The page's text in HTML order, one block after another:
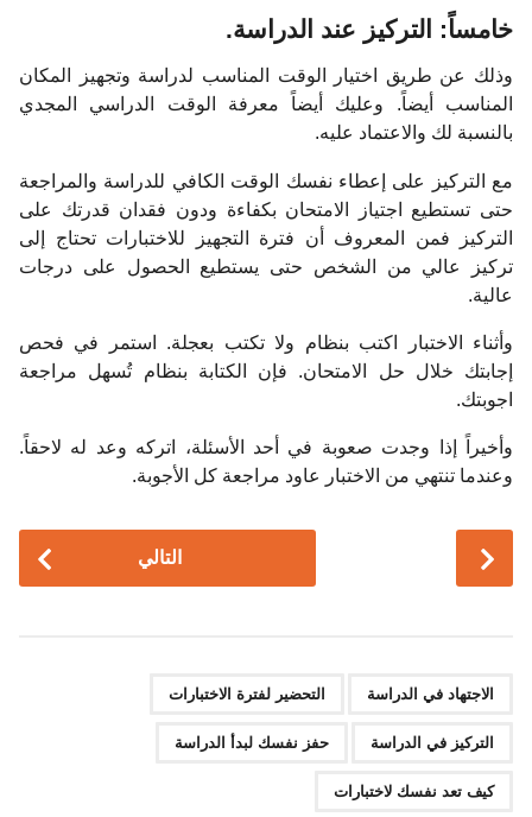
خامساً: التركيز عند الدراسة.
وذلك عن طريق اختيار الوقت المناسب لدراسة وتجهيز المكان
المناسب أيضاً. وعليك أيضاً معرفة الوقت الدراسي المجدي
بالنسبة لك والاعتماد عليه.
مع التركيز على إعطاء نفسك الوقت الكافي للدراسة والمراجعة
حتى تستطيع اجتياز الامتحان بكفاءة ودون فقدان قدرتك على
التركيز فمن المعروف أن فترة التجهيز للاختبارات تحتاج إلى
تركيز عالي من الشخص حتى يستطيع الحصول على درجات
عالية.
وأثناء الاختبار اكتب بنظام ولا تكتب بعجلة. استمر في فحص
إجابتك خلال حل الامتحان. فإن الكتابة بنظام تُسهل مراجعة
اجوبتك.
وأخيراً إذا وجدت صعوبة في أحد الأسئلة، اتركه وعد له لاحقاً.
وعندما تنتهي من الاختبار عاود مراجعة كل الأجوبة.
التالي
الاجتهاد في الدراسة التحضير لفترة الاختبارات
التركيز في الدراسة حفز نفسك لبدأ الدراسة
كيف تعد نفسك لاختبارات